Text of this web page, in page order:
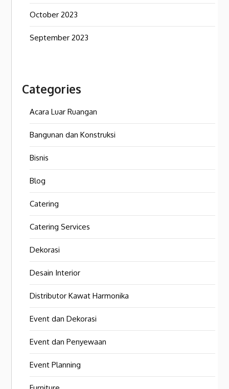
October 2023
September 2023
Categories
Acara Luar Ruangan
Bangunan dan Konstruksi
Bisnis
Blog
Catering
Catering Services
Dekorasi
Desain Interior
Distributor Kawat Harmonika
Event dan Dekorasi
Event dan Penyewaan
Event Planning